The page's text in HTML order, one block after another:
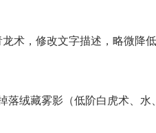
术，修改文字描述，略微降
落绒藏雾影（低阶白虎术、
与Coser大